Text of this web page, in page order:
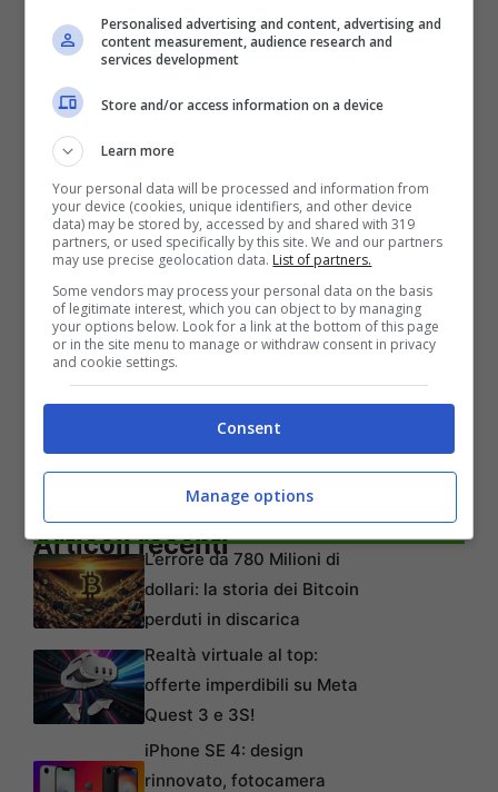
obiettivo è quello di abbattere il sistema più
venduto di sempre ovvero windows XP.
Windows Vista sta perdendo terreno e le
previsioni per questo 2011 sono sfavorevoli,
molti coloro che hanno xp passeranno
direttamente a windows 7.Windows XP con il
56,7% è al primo posto per il PC di casa e
almeno il 10% nel settore industriale.
Articoli recentiL’errore da 780 Milioni di
dollari: la storia dei Bitcoin
perduti in discarica
Realtà virtuale al top:
offerte imperdibili su Meta
Quest 3 e 3S!
iPhone SE 4: design
rinnovato, fotocamera
Personalised advertising and content, advertising and
content measurement, audience research and
services development
Store and/or access information on a device
Learn more
Your personal data will be processed and information from
your device (cookies, unique identifiers, and other device
data) may be stored by, accessed by and shared with 319
partners, or used specifically by this site. We and our partners
may use precise geolocation data. List of partners.
Some vendors may process your personal data on the basis
of legitimate interest, which you can object to by managing
your options below. Look for a link at the bottom of this page
or in the site menu to manage or withdraw consent in privacy
and cookie settings.
Consent
Manage options